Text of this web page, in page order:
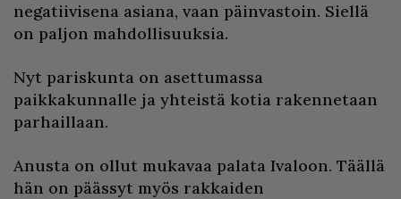
negatiivisena asiana, vaan päinvastoin. Siellä
on paljon mahdollisuuksia.
Nyt pariskunta on asettumassa
paikkakunnalle ja yhteistä kotia rakennetaan
parhaillaan.
Anusta on ollut mukavaa palata Ivaloon. Täällä
hän on päässyt myös rakkaiden